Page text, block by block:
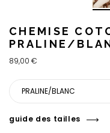
CHEMISE
PRALINE/
89,00 €
PRALINE/BLANC
guide des tailles